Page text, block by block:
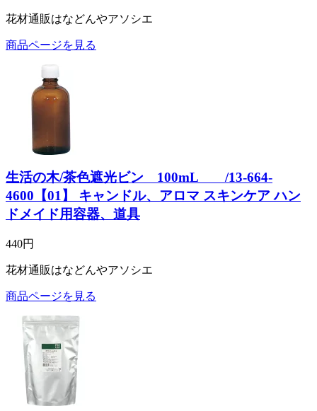
花材通販はなどんやアソシエ
商品ページを見る
生活の木/茶色遮光ビン 100mL /13-664-
4600【01】 キャンドル、アロマ スキンケア ハン
ドメイド用容器、道具
440円
花材通販はなどんやアソシエ
商品ページを見る